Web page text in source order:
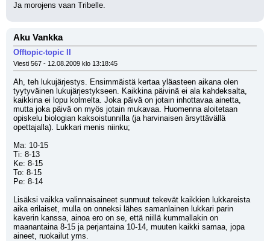
Ja morojens vaan Tribelle.
Aku Vankka
Offtopic-topic II
Viesti 567 - 12.08.2009 klo 13:18:45
Ah, teh lukujärjestys. Ensimmäistä kertaa yläasteen aikana olen
tyytyväinen lukujärjestykseen. Kaikkina päivinä ei ala kahdeksalta,
kaikkina ei lopu kolmelta. Joka päivä on jotain inhottavaa ainetta,
mutta joka päivä on myös jotain mukavaa. Huomenna aloitetaan
opiskelu biologian kaksoistunnilla (ja harvinaisen ärsyttävällä
opettajalla). Lukkari menis niinku;
Ma: 10-15
Ti: 8-13
Ke: 8-15
To: 8-15
Pe: 8-14
Lisäksi vaikka valinnaisaineet sunmuut tekevät kaikkien lukkareista
aika erilaiset, mulla on onneksi lähes samanlainen lukkari parin
kaverin kanssa, ainoa ero on se, että niillä kummallakin on
maanantaina 8-15 ja perjantaina 10-14, muuten kaikki samaa, jopa
aineet, ruokailut yms.